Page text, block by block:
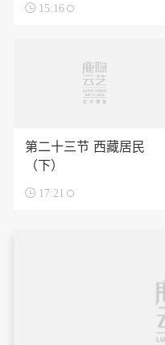
 15:16
第二十三节 西藏居民
（下）
 17:21